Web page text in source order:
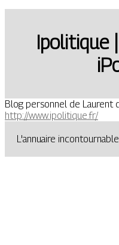
Ipolitique
Blog personnel de Laurent
http://www.ipolitique.fr/
L'annuaire